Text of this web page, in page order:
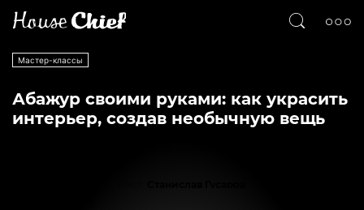
Мастер-классы
Абажур своими руками: как украсить
интерьер, создав необычную вещь